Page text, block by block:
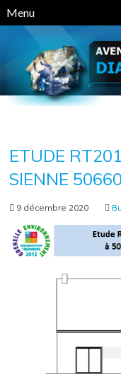
Menu
ETUDE
SIENNE 50660
9 décembre 2020
Panneau de gestion des